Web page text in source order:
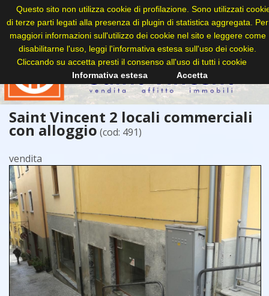
Saint Vincent 2 locali commerciali
con alloggio (cod: 491)
vendita
Questo sito non utilizza cookie di profilazione. Sono utilizzati
di terze parti legati alla presenza di plugin di statistica aggregata. Per
maggiori informazioni sull'utilizzo dei cookie nel sito e leggere come
disabilitarne l'uso, leggi l'informativa estesa sull'uso dei cookie.
Cliccando su accetta presti il consenso all'uso di tutti i cookie
Informativa estesa
Accetta